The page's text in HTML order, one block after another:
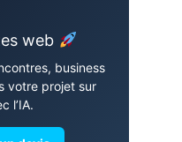
web
business
votre projet sur
l’IA.